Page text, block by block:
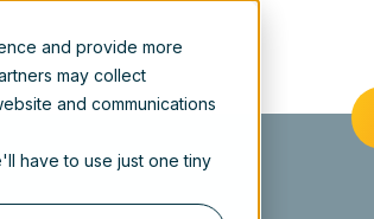
and provide more
may collect
and communications
have to use just one tiny